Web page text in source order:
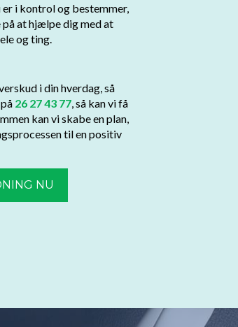
er i kontrol og bestemmer,
at hjælpe dig med at
og ting.
i din hverdag, så
26 27 43 77, så kan vi få
kan vi skabe en plan,
til en positiv
NU